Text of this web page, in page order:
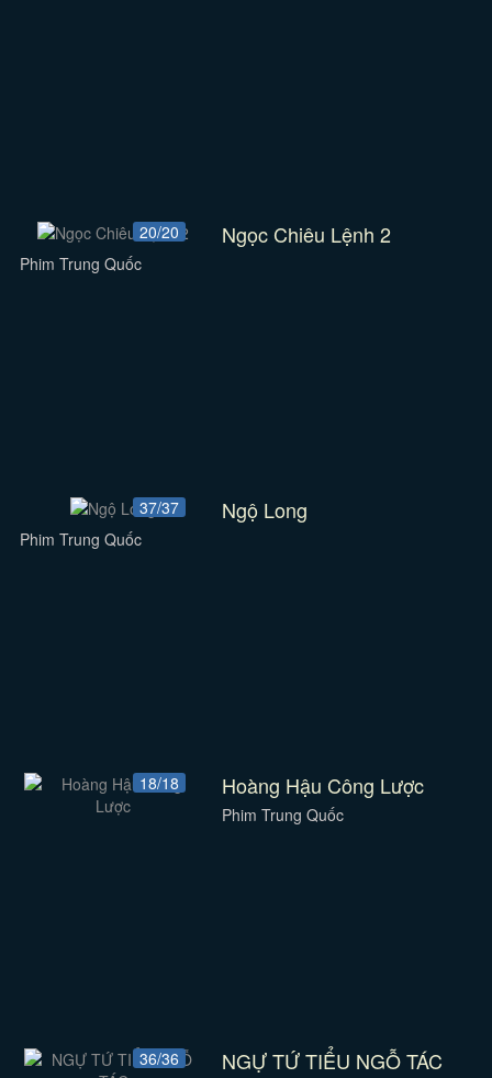
20/20 Ngọc Chiêu Lệnh 2
Phim Trung Quốc
37/37 Ngộ Long
Phim Trung Quốc
18/18 Hoàng Hậu Công Lược
Phim Trung Quốc
36/36 NGỰ TỨ TIỂU NGỖ TÁC